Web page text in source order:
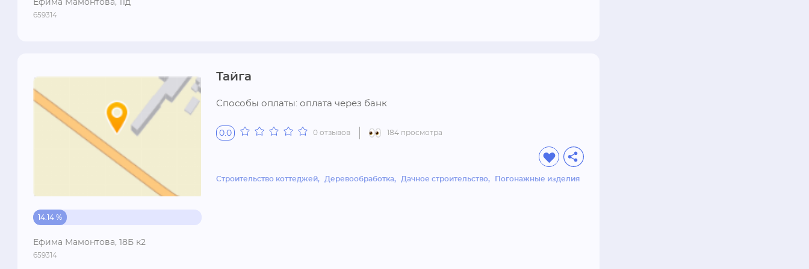
Ефима Мамонтова, 11д
659314
14.14 %
Ефима Мамонтова, 18Б к2
659314
Тайга
Способы оплаты: оплата через банк
0.0 0 отзывов 184 просмотра
Строительство коттеджей Деревообработка Дачное строительство Погонажные изделия